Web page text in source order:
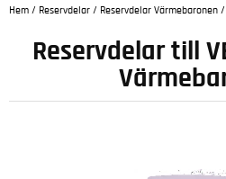
Hem / Reservdelar / Reservdelar Värmebaronen /
Reservdelar till